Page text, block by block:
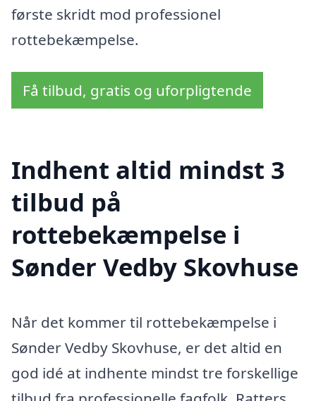
første skridt mod professionel
rottebekæmpelse.
Få tilbud, gratis og uforpligtende
Indhent altid mindst 3
tilbud på
rottebekæmpelse i
Sønder Vedby Skovhuse
Når det kommer til rottebekæmpelse i
Sønder Vedby Skovhuse, er det altid en
god idé at indhente mindst tre forskellige